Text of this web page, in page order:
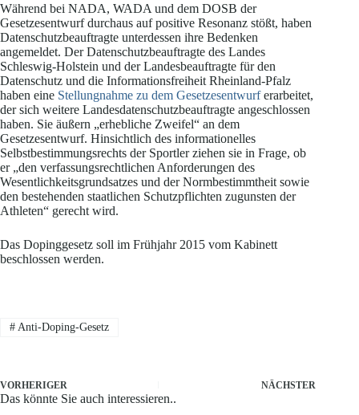
Während bei NADA, WADA und dem DOSB der
Gesetzesentwurf durchaus auf positive Resonanz stößt, haben
Datenschutzbeauftragte unterdessen ihre Bedenken
angemeldet. Der Datenschutzbeauftragte des Landes
Schleswig-Holstein und der Landesbeauftragte für den
Datenschutz und die Informationsfreiheit Rheinland-Pfalz
haben eine Stellungnahme zu dem Gesetzesentwurferarbeitet,
der sich weitere Landesdatenschutzbeauftragte angeschlossen
haben. Sie äußern „erhebliche Zweifel“ an dem
Gesetzesentwurf. Hinsichtlich des informationelles
Selbstbestimmungsrechts der Sportler ziehen sie in Frage, ob
er „den verfassungsrechtlichen Anforderungen des
Wesentlichkeitsgrundsatzes und der Normbestimmtheit sowie
den bestehenden staatlichen Schutzpflichten zugunsten der
Athleten“ gerecht wird.
Das Dopinggesetz soll im Frühjahr 2015 vom Kabinett
beschlossen werden.
#Anti-Doping-Gesetz
VORHERIGER NÄCHSTER
Das könnte Sie auch interessieren..